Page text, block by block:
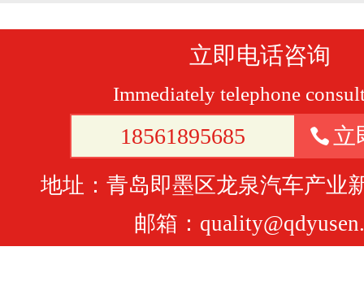
立即电话咨询
Immediately telephone
18561895685 立
地址：青岛即墨区龙泉汽车产业
邮箱：